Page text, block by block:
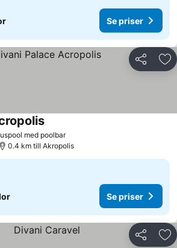
Se priser
Dela
med poolbar
0.4 km till Akropolis
Se priser
Dela